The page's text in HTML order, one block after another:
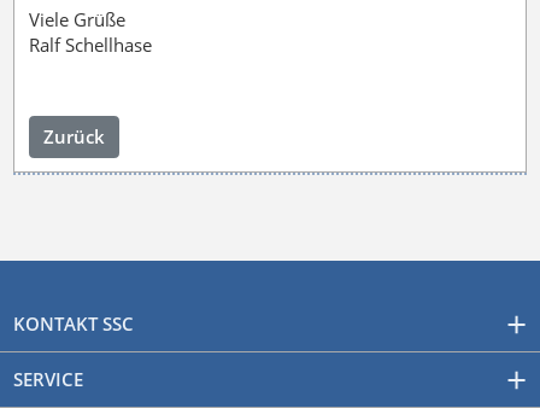
Viele Grüße
Ralf Schellhase
Zurück
KONTAKT SSC
SERVICE